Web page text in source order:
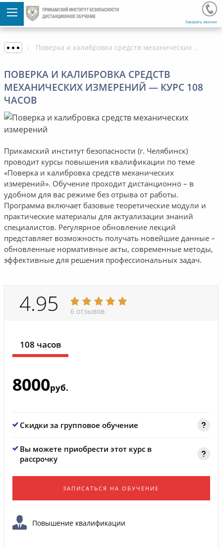
Заказать звонок
Поверка и калибровка средств механических измерений — курс 108 часов
ПОВЕРКА И КАЛИБРОВКА СРЕДСТВ
МЕХАНИЧЕСКИХ ИЗМЕРЕНИЙ — КУРС 108
ЧАСОВ
Прикамский институт безопасности (г. Челябинск)
проводит курсы повышения квалификации по теме
«Поверка и калибровка средств механических
измерений». Обучение проходит дистанционно – в
удобном для вас режиме без отрыва от работы.
Программа включает базовые теоретические модули и
практические материалы для актуализации знаний
специалистов. Регулярное обновление лекций
представляет возможность получать новейшие данные –
обновленные нормативные акты, современные методы,
эффективные для решения профессиональных задач.
4.95 6 отзывов
108 часов
8000руб.
Скидки за групповое обучение
Вы можете приобрести этот курс в
рассрочку
ЗАПИСАТЬСЯ НА ОБУЧЕНИЕ
Повышение квалификации